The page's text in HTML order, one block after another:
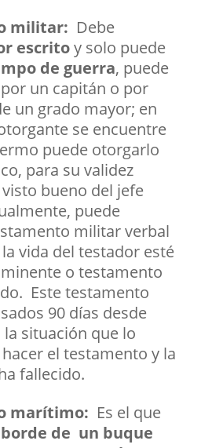
militar: Debe
escritoy solo puede
de guerra, puede
un capitán o por
un grado mayor; en
se encuentre
puede otorgarlo
para su validez
bueno del jefe
puede
militar verbal
vida del testador esté
o testamento
Este testamento
90 días desde
situación que lo
el testamento y la
fallecido.
marítimo: Es el que
de un buque